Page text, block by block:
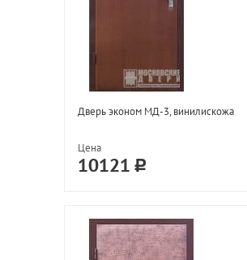
Дверь эконом МД-3, винилискожа
Цена
10121